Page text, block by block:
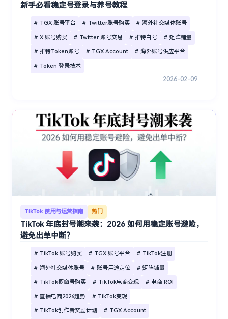
新手必看稳定号登录与养号教程
# TGX 账号平台 # Twitter账号购买 # 海外社交媒体账号
# X 账号购买 # Twitter 账号交易 # 推特白号 # 矩阵铺量
# 推特Token账号 # TGX Account # 海外账号供应平台
# Token 登录技术
2026-02-09
TikTok 使用与运营指南 热门
TikTok 年底封号潮来袭：2026 如何用稳定账号避险，
避免出单中断？
# TikTok 账号购买 # TGX 账号平台 # TikTok注册
# 海外社交媒体账号 # 账号用途定位 # 矩阵铺量
# TikTok橱窗号购买 # TikTok电商变现 # 电商 ROI
# 直播电商2026趋势 # TikTok变现
# TikTok创作者奖励计划 # TGX Account